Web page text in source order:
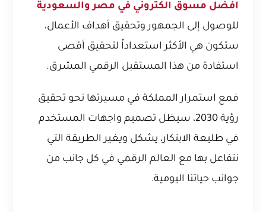
افضل مسوق الكتروني في مصر والسعودية
للوصول إلى الجمهور وتحقيق أهداف الأعمال،
ستكون هي الأكثر استعداداً لتحقيق أقصى
استفادة من هذا المستقبل الرقمي المشرق.
فمع استمرار المملكة في مسيرتها نحو تحقيق
رؤية 2030، سيظل تصميم واجهات المستخدم
في طليعة الابتكار، يشكل ويغير الطريقة التي
نتفاعل بها مع العالم الرقمي في كل جانب من
جوانب حياتنا اليومية.